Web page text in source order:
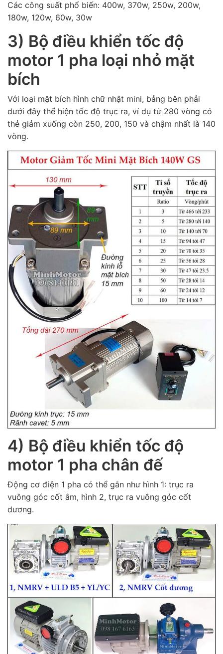
Các công suất phổ biến: 400w, 370w, 250w, 200w,
180w, 120w, 60w, 30w
3) Bộ điều khiển tốc độ
motor 1 pha loại nhỏ mặt
bích
Với loại mặt bích hình chữ nhật mini, bảng bên phải
dưới đây thể hiện tốc độ trục ra, ví dụ từ 280 vòng có
thẻ giảm xuống còn 250, 200, 150 và chậm nhất là 140
vòng.
4) Bộ điều khiển tốc độ
motor 1 pha chân đế
Động cơ điện 1 pha có thể gắn như hình 1: trục ra
vuông góc cốt âm, hình 2, trục ra vuông góc cốt
dương.